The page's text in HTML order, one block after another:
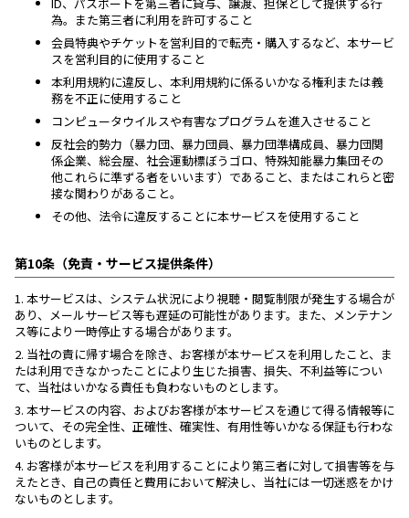
為。また第三者に利用を許可すること
会員特典やチケットを営利目的で転売・購入するなど、本サービ
スを営利目的に使用すること
本利用規約に違反し、本利用規約に係るいかなる権利または義
務を不正に使用すること
コンピュータウイルスや有害なプログラムを進入させること
反社会的勢力（暴力団、暴力団員、暴力団準構成員、暴力団関
係企業、総会屋、社会運動標ぼうゴロ、特殊知能暴力集団その
他これらに準ずる者をいいます）であること、またはこれらと密
接な関わりがあること。
その他、法令に違反することに本サービスを使用すること
第10条（免責・サービス提供条件）
1. 本サービスは、システム状況により視聴・閲覧制限が発生する場合が
あり、メールサービス等も遅延の可能性があります。また、メンテナン
ス等により一時停止する場合があります。
2. 当社の責に帰す場合を除き、お客様が本サービスを利用したこと、ま
たは利用できなかったことにより生じた損害、損失、不利益等につい
て、当社はいかなる責任も負わないものとします。
3. 本サービスの内容、およびお客様が本サービスを通じて得る情報等に
ついて、その完全性、正確性、確実性、有用性等いかなる保証も行わな
いものとします。
4. お客様が本サービスを利用することにより第三者に対して損害等を与
えたとき、自己の責任と費用において解決し、当社には一切迷惑をかけ
ないものとします。